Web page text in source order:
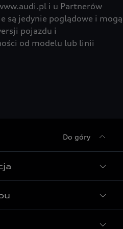
i u Partnerów
są jedynie poglądowe i mogą
pojazdu i
od modelu lub linii
Do góry